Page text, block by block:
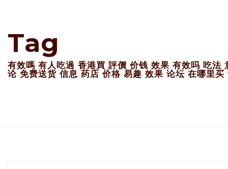
Tag
有效嗎 有人吃過 香港買 評價 价钱 效果 有效吗 吃
论 免费送货 信息 药店 价格 易趣 效果 论坛 在哪里